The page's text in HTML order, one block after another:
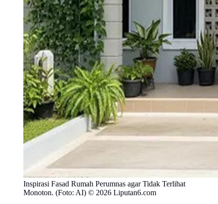
Inspirasi Fasad Rumah Perumnas agar Tidak Terlihat
Monoton. (Foto: AI) © 2026 Liputan6.com